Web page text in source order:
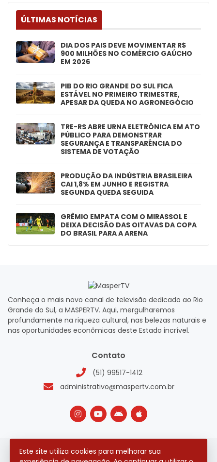
ÚLTIMAS NOTÍCIAS
DIA DOS PAIS DEVE MOVIMENTAR R$
900 MILHÕES NO COMÉRCIO GAÚCHO
EM 2026
PIB DO RIO GRANDE DO SUL FICA
ESTÁVEL NO PRIMEIRO TRIMESTRE,
APESAR DA QUEDA NO AGRONEGÓCIO
TRE-RS ABRE URNA ELETRÔNICA EM ATO
PÚBLICO PARA DEMONSTRAR
SEGURANÇA E TRANSPARÊNCIA DO
SISTEMA DE VOTAÇÃO
PRODUÇÃO DA INDÚSTRIA BRASILEIRA
CAI 1,8% EM JUNHO E REGISTRA
SEGUNDA QUEDA SEGUIDA
GRÊMIO EMPATA COM O MIRASSOL E
DEIXA DECISÃO DAS OITAVAS DA COPA
DO BRASIL PARA A ARENA
Este site utiliza cookies para melhorar sua
Conheça o mais novo canal de televisão dedicado ao Rio
Grande do Sul, a MASPERTV. Aqui, mergulharemos
profundamente na riqueza cultural, nas belezas naturais e
nas oportunidades econômicas deste Estado incrível.
Contato
(51) 99517-1412
administrativo@maspertv.com.br
2026 © Todos os direitos reservados.